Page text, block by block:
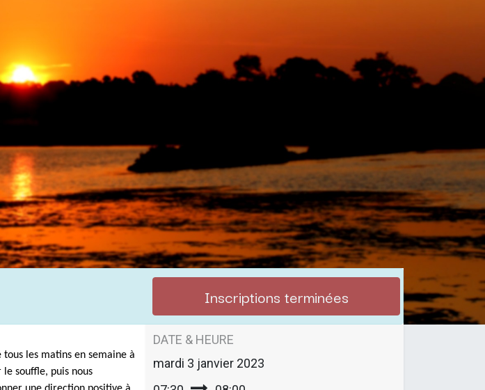
Inscriptions terminées
les matins en semaine à
souffle, puis nous
DATE & HEURE
mardi 3 janvier 2023